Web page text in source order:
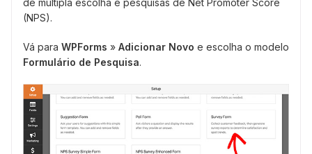
de múltipla escolha e pesquisas de Net Promoter Score
(NPS).
Vá para WPForms » Adicionar Novo e escolha o modelo
Formulário de Pesquisa.